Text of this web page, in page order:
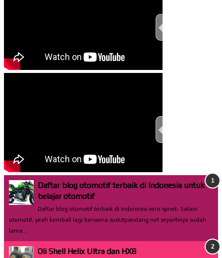
Daftar blog otomotif terbaik di Indonesia untuk
belajar otomotif
Daftar blog otomotif terbaik di Indonesia versi spnet- Salam
otomotif, yeah kembali lagi bersama sudutpandang.net sepertinya sudah
lama...
Oli Shell Helix Ultra dan HX8